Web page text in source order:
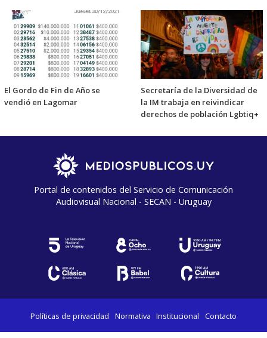
El Gordo de Fin de Año se
vendió en Lagomar
Secretaría de la Diversidad de
la IM trabaja en reivindicar
derechos de población Lgbtiq+
Portal de contenidos del Servicio de Comunicación
Audiovisual Nacional - SECAN - Uruguay
Políticas de privacidad Normativa Institucional Contacto